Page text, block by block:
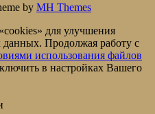
by MH Themes
для улучшения
данных. Продолжая работу с
использования файлов
в настройках Вашего